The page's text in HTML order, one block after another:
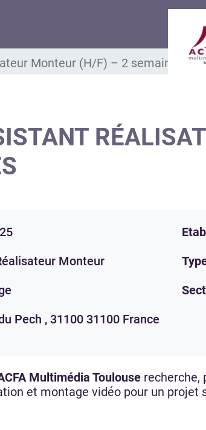
Monteur (H/F) – 2 semaines
Monteur
Pech , 31100 31100 France
Multimédia Toulouse recherche,
et montage vidéo pour un projet